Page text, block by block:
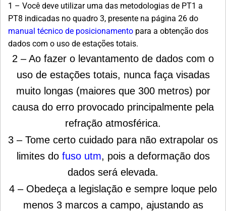
1 – Você deve utilizar uma das metodologias de PT1 a
PT8 indicadas no quadro 3, presente na página 26 do
manual técnico de posicionamento para a obtenção dos
dados com o uso de estações totais.
2 – Ao fazer o levantamento de dados com o
uso de estações totais, nunca faça visadas
muito longas (maiores que 300 metros) por
causa do erro provocado principalmente pela
refração atmosférica.
3 – Tome certo cuidado para não extrapolar os
limites do fuso utm, pois a deformação dos
dados será elevada.
4 – Obedeça a legislação e sempre loque pelo
menos 3 marcos a campo, ajustando as